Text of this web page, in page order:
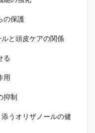
の保護
と頭皮ケアの関係
る
用
抑制
うオリザノールの健